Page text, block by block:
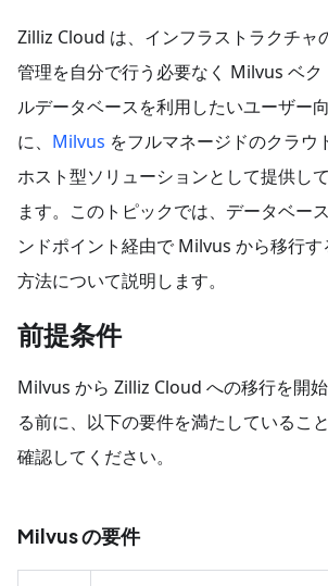
Zilliz Cloud は、インフラストラクチャ
管理を自分で行う必要なく Milvus ベク
ルデータベースを利用したいユーザー
に、 Milvus をフルマネージドのクラウ
ホスト型ソリューションとして提供し
ます。このトピックでは、データベー
ンドポイント経由で Milvus から移行す
方法について説明します。
前提条件
Milvus から Zilliz Cloud への移行を開
る前に、以下の要件を満たしているこ
確認してください。
Milvus の要件